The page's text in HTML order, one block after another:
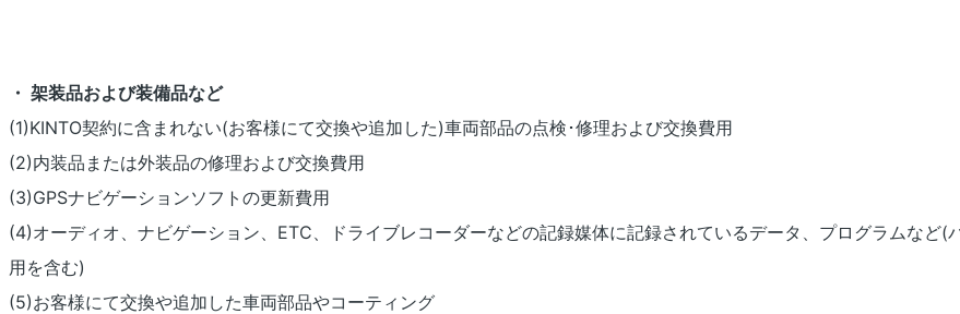
・ 架装品および装備品など
(1)KINTO契約に含まれない(お客様にて交換や追加した)車両部品の点検･修理および交換費用
(2)内装品または外装品の修理および交換費用
(3)GPSナビゲーションソフトの更新費用
(4)オーディオ、ナビゲーション、ETC、ドライブレコーダーなどの記録媒体に記録されているデータ、プログラムなど
用を含む)
(5)お客様にて交換や追加した車両部品やコーティング